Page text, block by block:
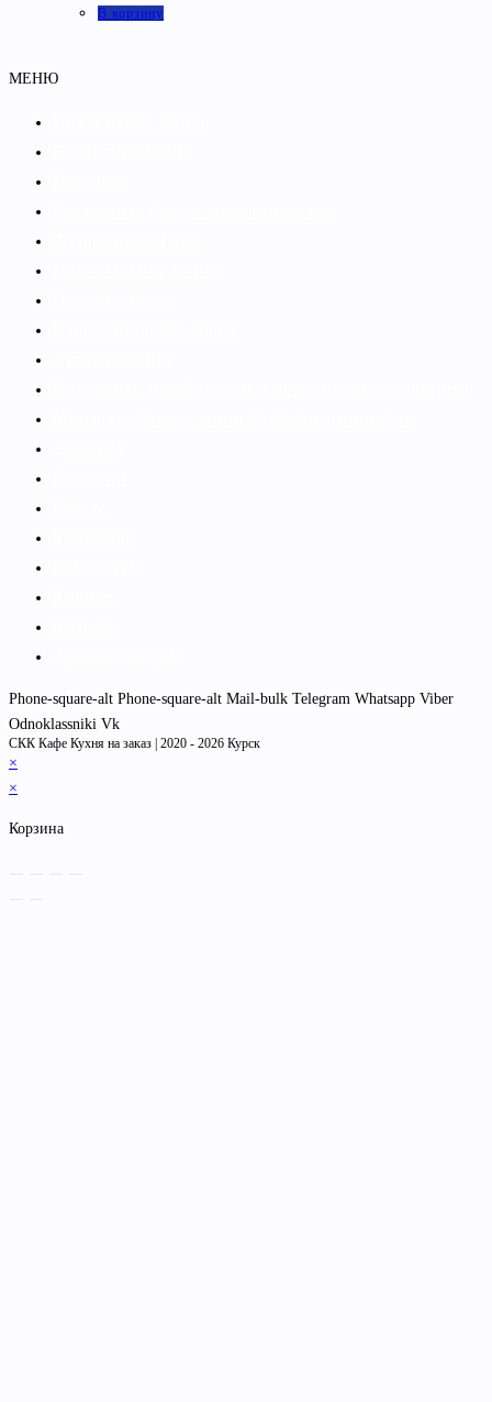
В корзину
МЕНЮ
Phone-square-alt Phone-square-alt Mail-bulk Telegram Whatsapp Viber
Odnoklassniki Vk
СКК Кафе Кухня на заказ | 2020 - 2026 Курск
×
×
Корзина